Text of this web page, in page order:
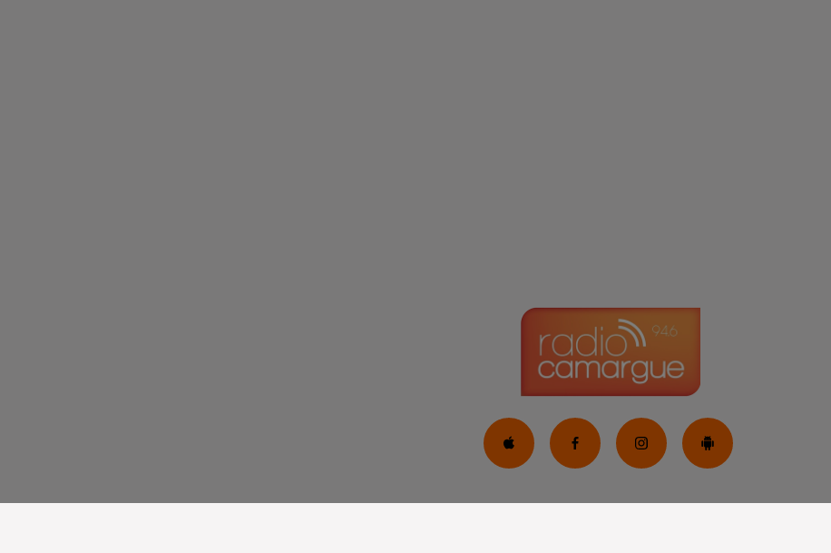
Gestion des cookies Plan du site Règlement des jeux concours Régie Publicitaire